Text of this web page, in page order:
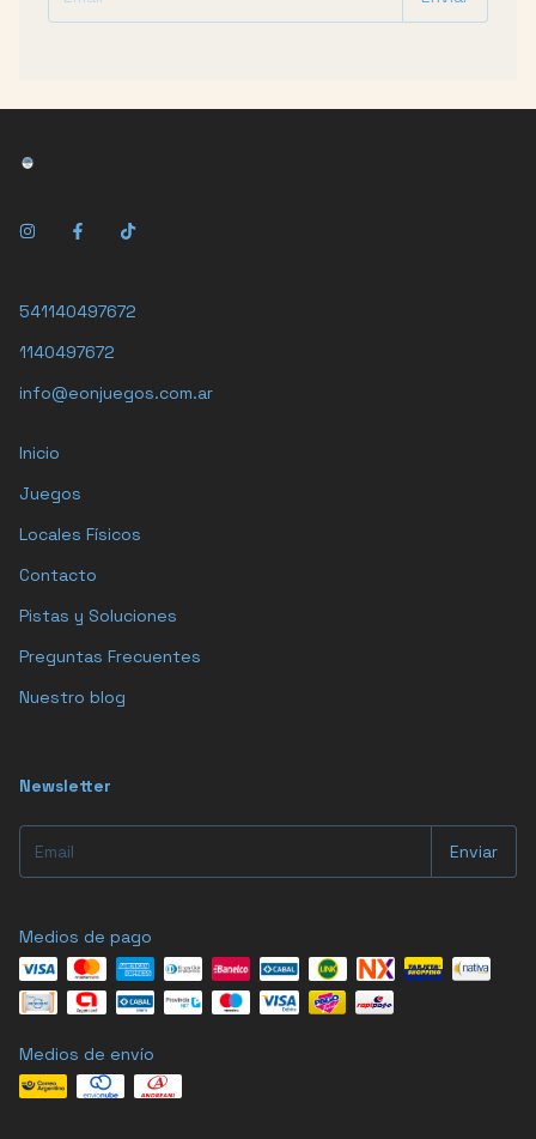
541140497672
1140497672
info@eonjuegos.com.ar
Inicio
Juegos
Locales Físicos
Contacto
Pistas y Soluciones
Preguntas Frecuentes
Nuestro blog
Newsletter
Medios de pago
Medios de envío